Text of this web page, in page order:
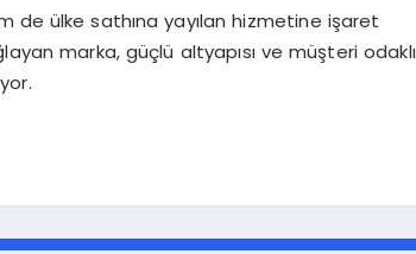
de ülke sathına yayılan hizmetine işaret
marka, güçlü altyapısı ve müşteri odaklı